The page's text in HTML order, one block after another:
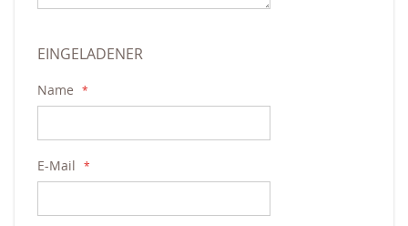
EINGELADENER
Name
E-Mail